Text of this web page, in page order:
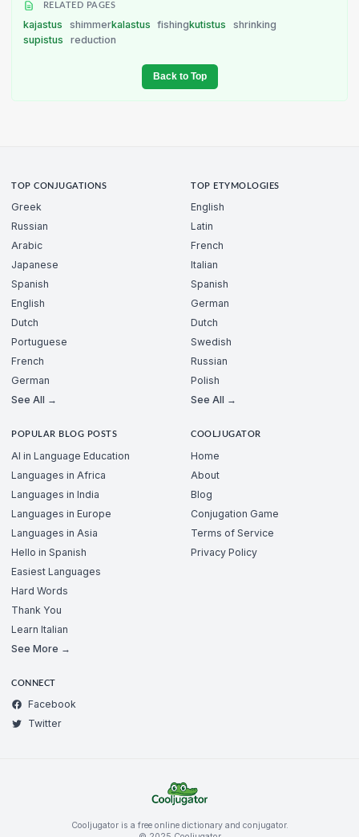
RELATED PAGES
kajastus shimmerkalastus fishingkutistus
shrinking
supistus
reduction
Back to Top
TOP CONJUGATIONS
Greek
Russian
Arabic
Japanese
Spanish
English
Dutch
Portuguese
French
German
See All →
TOP ETYMOLOGIES
English
Latin
French
Italian
Spanish
German
Dutch
Swedish
Russian
Polish
See All →
POPULAR BLOG POSTS
AI in Language Education
Languages in Africa
Languages in India
Languages in Europe
Languages in Asia
Hello in Spanish
Easiest Languages
Hard Words
Thank You
Learn Italian
See More →
COOLJUGATOR
Home
About
Blog
Conjugation Game
Terms of Service
Privacy Policy
CONNECT
Facebook
Twitter
Cooljugator is a free online dictionary and conjugator.